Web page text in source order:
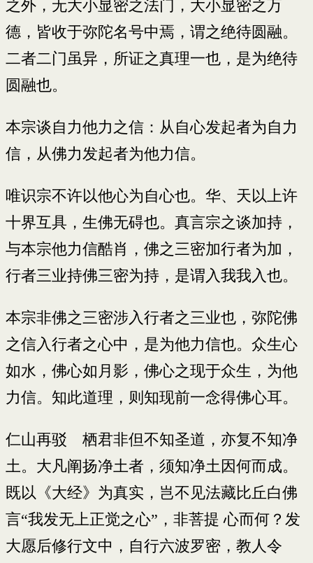
之外，无大小显密之法门，大小显密之万
德，皆收于弥陀名号中焉，谓之绝待圆融。
二者二门虽异，所证之真理一也，是为绝待
圆融也。
本宗谈自力他力之信：从自心发起者为自力
信，从佛力发起者为他力信。
唯识宗不许以他心为自心也。华、天以上许
十界互具，生佛无碍也。真言宗之谈加持，
与本宗他力信酷肖，佛之三密加行者为加，
行者三业持佛三密为持，是谓入我我入也。
本宗非佛之三密涉入行者之三业也，弥陀佛
之信入行者之心中，是为他力信也。众生心
如水，佛心如月影，佛心之现于众生，为他
力信。知此道理，则知现前一念得佛心耳。
仁山再驳 栖君非但不知圣道，亦复不知净
土。大凡阐扬净土者，须知净土因何而成。
既以《大经》为真实，岂不见法藏比丘白佛
言“我发无上正觉之心”，非菩提 心而何？发
大愿后修行文中，自行六波罗密，教人令